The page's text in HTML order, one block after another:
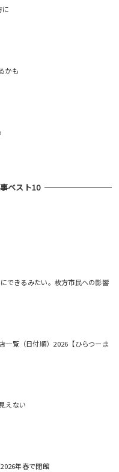
に
かも
ベスト10
できるみたい。枚方市民への影響
一覧（日付順）2026【ひらつーま
えない
年春で閉館